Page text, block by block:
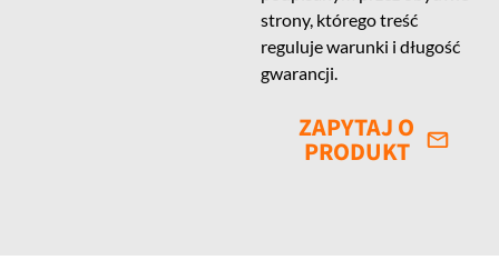
strony, którego treść
reguluje warunki i długość
gwarancji.
ZAPYTAJ O
PRODUKT